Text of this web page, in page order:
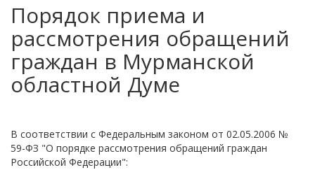
Порядок приема и
рассмотрения обращений
граждан в Мурманской
областной Думе
В соответствии с Федеральным законом от 02.05.2006 №
59-ФЗ "О порядке рассмотрения обращений граждан
Российской Федерации":